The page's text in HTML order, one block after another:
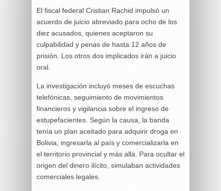
El fiscal federal Cristian Rachid impulsó un
acuerdo de juicio abreviado para ocho de los
diez acusados, quienes aceptaron su
culpabilidad y penas de hasta 12 años de
prisión. Los otros dos implicados irán a juicio
oral.
La investigación incluyó meses de escuchas
telefónicas, seguimiento de movimientos
financieros y vigilancia sobre el ingreso de
estupefacientes. Según la causa, la banda
tenía un plan aceitado para adquirir droga en
Bolivia, ingresarla al país y comercializarla en
el territorio provincial y más allá. Para ocultar el
origen del dinero ilícito, simulaban actividades
comerciales legales.